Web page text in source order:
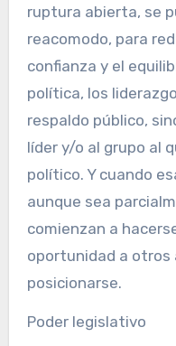
ruptura abierta, se
reacomodo, para
confianza y el
política, los
respaldo público,
líder y/o al grupo al
político. Y cuando
aunque sea
comienzan a
oportunidad a
posicionarse.
Poder legislativo